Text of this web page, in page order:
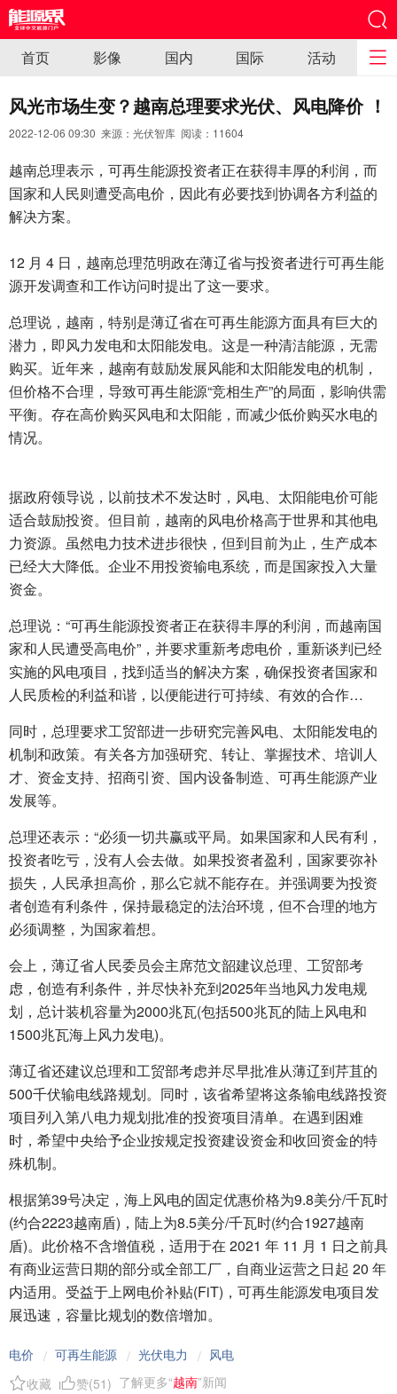
首页 影像 国内 国际 活动
风光市场生变？越南总理要求光伏、风电降价 ！
2022-12-06 09:30 来源：光伏智库 阅读： 11604
越南总理表示，可再生能源投资者正在获得丰厚的利润，而
国家和人民则遭受高电价，因此有必要找到协调各方利益的
解决方案。
12 月 4 日，越南总理范明政在薄辽省与投资者进行可再生能
源开发调查和工作访问时提出了这一要求。
总理说，越南，特别是薄辽省在可再生能源方面具有巨大的
潜力，即风力发电和太阳能发电。这是一种清洁能源，无需
购买。近年来，越南有鼓励发展风能和太阳能发电的机制，
但价格不合理，导致可再生能源“竞相生产”的局面，影响供需
平衡。存在高价购买风电和太阳能，而减少低价购买水电的
情况。
据政府领导说，以前技术不发达时，风电、太阳能电价可能
适合鼓励投资。但目前，越南的风电价格高于世界和其他电
力资源。虽然电力技术进步很快，但到目前为止，生产成本
已经大大降低。企业不用投资输电系统，而是国家投入大量
资金。
总理说：“可再生能源投资者正在获得丰厚的利润，而越南国
家和人民遭受高电价”，并要求重新考虑电价，重新谈判已经
实施的风电项目，找到适当的解决方案，确保投资者国家和
人民质检的利益和谐，以便能进行可持续、有效的合作…
同时，总理要求工贸部进一步研究完善风电、太阳能发电的
机制和政策。有关各方加强研究、转让、掌握技术、培训人
才、资金支持、招商引资、国内设备制造、可再生能源产业
发展等。
总理还表示：“必须一切共赢或平局。如果国家和人民有利，
投资者吃亏，没有人会去做。如果投资者盈利，国家要弥补
损失，人民承担高价，那么它就不能存在。并强调要为投资
者创造有利条件，保持最稳定的法治环境，但不合理的地方
必须调整，为国家着想。
会上，薄辽省人民委员会主席范文韶建议总理、工贸部考
虑，创造有利条件，并尽快补充到2025年当地风力发电规
划，总计装机容量为2000兆瓦(包括500兆瓦的陆上风电和
1500兆瓦海上风力发电)。
薄辽省还建议总理和工贸部考虑并尽早批准从薄辽到芹苴的
500千伏输电线路规划。同时，该省希望将这条输电线路投资
项目列入第八电力规划批准的投资项目清单。在遇到困难
时，希望中央给予企业按规定投资建设资金和收回资金的特
殊机制。
根据第39号决定，海上风电的固定优惠价格为9.8美分/千瓦时
(约合2223越南盾)，陆上为8.5美分/千瓦时(约合1927越南
盾)。此价格不含增值税，适用于在 2021 年 11 月 1 日之前具
有商业运营日期的部分或全部工厂，自商业运营之日起 20 年
内适用。受益于上网电价补贴(FiT)，可再生能源发电项目发
展迅速，容量比规划的数倍增加。
电价 / 可再生能源 / 光伏电力 / 风电
收藏
赞(51 ) 了解更多“越南”新闻